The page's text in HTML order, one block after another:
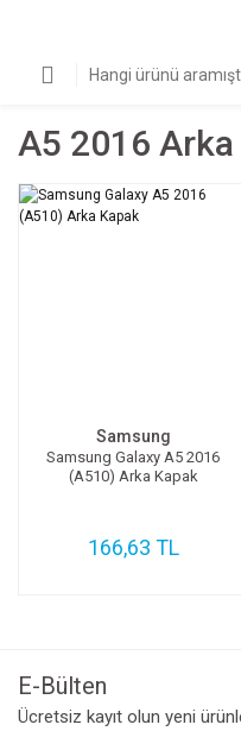
A5 2016
Samsung
Samsung Galaxy A5 2016
(A510) Arka Kapak
166,63 TL
E-Bülten
Ücretsiz kayıt olun yeni